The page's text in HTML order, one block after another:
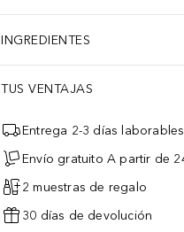
INGREDIENTES
TUS VENTAJAS
Entrega 2-3 días laborables
Envío gratuito A partir de
2 muestras de regalo
30 días de devolución